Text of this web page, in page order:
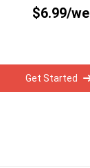
$6.99/we
Get Started